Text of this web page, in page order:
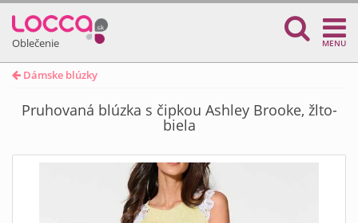
Oblečenie MENU
Dámske blúzky
Pruhovaná blúzka s čipkou Ashley Brooke, žlto-
biela